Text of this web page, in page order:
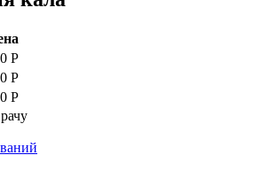
Р
Р
Р